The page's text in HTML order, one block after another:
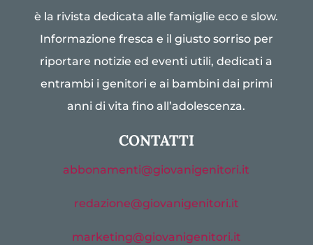
è la rivista dedicata alle famiglie eco e slow.
Informazione fresca e il giusto sorriso per
riportare notizie ed eventi utili, dedicati a
entrambi i genitori e ai bambini dai primi
anni di vita fino all’adolescenza.
CONTATTI
abbonamenti@giovanigenitori.it
redazione@giovanigenitori.it
marketing@giovanigenitori.it